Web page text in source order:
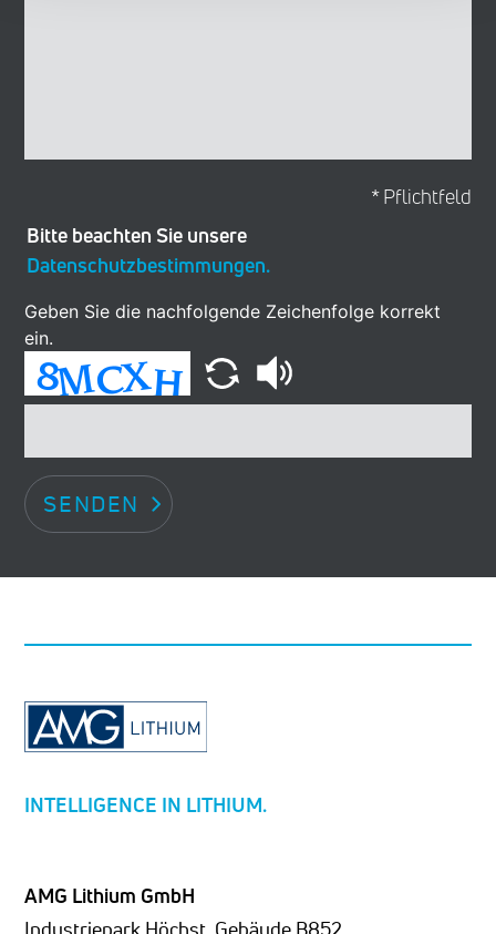
Bitte beachten Sie unsere
Datenschutzbestimmungen.
* Pflichtfeld
Geben Sie die nachfolgende Zeichenfolge korrekt
ein.
SENDEN
INTELLIGENCE IN LITHIUM.
AMG Lithium GmbH
Industriepark Höchst, Gebäude B852